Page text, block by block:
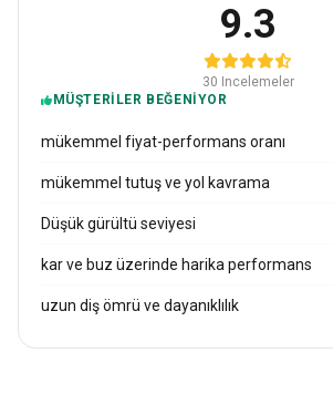
9.3
30 Incelemeler
MÜŞTERILER BEĞENIYOR
mükemmel fiyat-performans oranı
mükemmel tutuş ve yol kavrama
Düşük gürültü seviyesi
kar ve buz üzerinde harika performans
uzun diş ömrü ve dayanıklılık